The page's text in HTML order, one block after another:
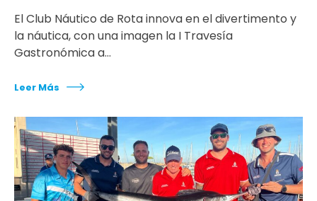
El Club Náutico de Rota innova en el divertimento y
la náutica, con una imagen la I Travesía
Gastronómica a…
Leer Más